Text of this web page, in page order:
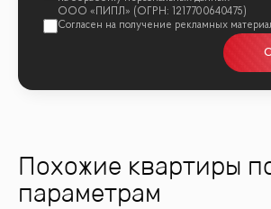
Похожие квартиры
параметрам